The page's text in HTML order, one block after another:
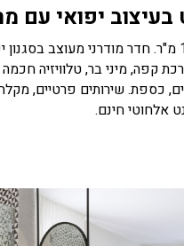
יפואי עם
חדרים בגודל 18-20 מ"ר. חדר מודרני מעוצב
קפה, מיני בר, טלוויזיה חכמה
כספת. שירותים פרטיים,
אלחוטי חינם.